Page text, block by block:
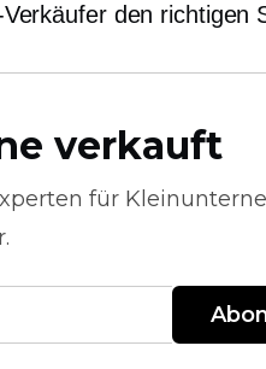
den richtigen
verkauft
für